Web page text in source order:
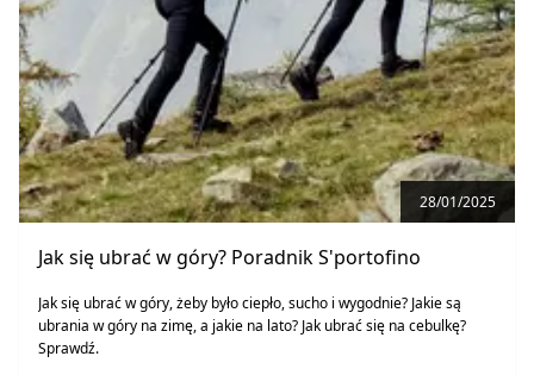
28/01/2025
Jak się ubrać w góry? Poradnik S'portofino
Jak się ubrać w góry, żeby było ciepło, sucho i wygodnie? Jakie są
ubrania w góry na zimę, a jakie na lato? Jak ubrać się na cebulkę?
Sprawdź.